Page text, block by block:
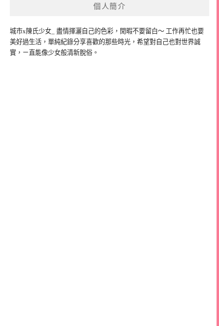
個人簡介
城市x陳氏少女_ 盡情揮灑自己的色彩，閒暇不要留白～ 工作再忙也要
美好過生活，單純紀錄分享喜歡的那些時光，希望對自己也對世界誠
實，ㄧ直能像少女般清新脫俗。